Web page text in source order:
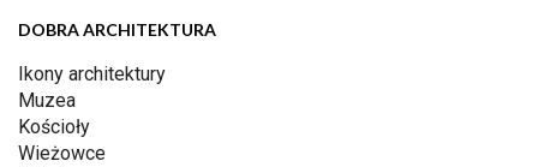
DOBRA ARCHITEKTURA
Ikony architektury
Muzea
Kościoły
Wieżowce